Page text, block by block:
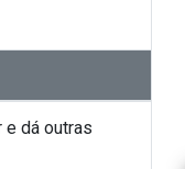
e dá outras